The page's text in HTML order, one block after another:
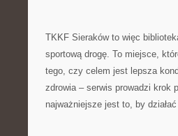
TKKF Sieraków to więc
sportową drogę. To miejsce,
tego, czy celem jest lepsza
zdrowia – serwis prowadzi krok
najważniejsze jest to, by